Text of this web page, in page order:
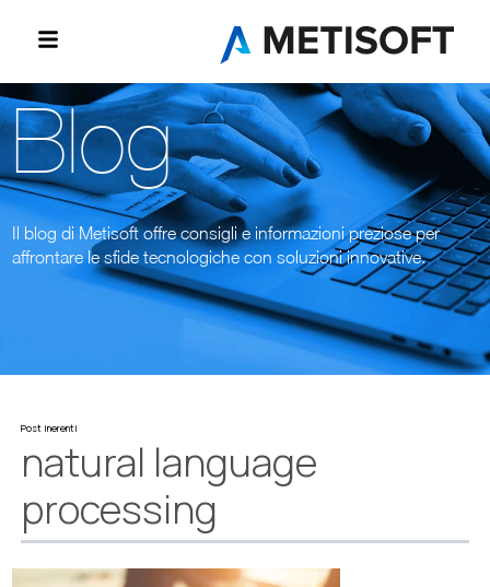
Blog
Il blog di Metisoft offre consigli e informazioni preziose per
affrontare le sfide tecnologiche con soluzioni innovative.
Post inerenti
natural language
processing